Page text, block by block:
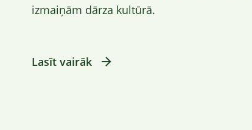
izmaiņām dārza kultūrā.
Lasīt vairāk